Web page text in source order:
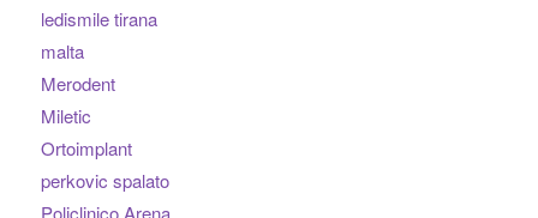
ledismile tirana
malta
Merodent
Miletic
Ortoimplant
perkovic spalato
Policlinico Arena